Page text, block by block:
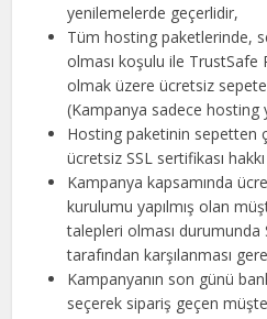
yenilemelerde geçerlidir,
Tüm hosting paketlerinde,
olması koşulu ile TrustSafe
olmak üzere ücretsiz
(Kampanya sadece hosting
Hosting paketinin sepetten
ücretsiz SSL sertifikası
Kampanya kapsamında
kurulumu yapılmış olan
talepleri olması durumunda
tarafından karşılanması
Kampanyanın son günü
seçerek sipariş geçen